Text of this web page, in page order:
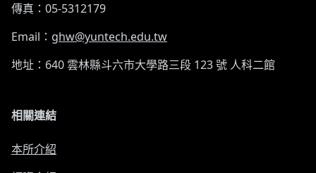
傳真：05-5312179
Email： ghw@yuntech.edu.tw
地址：640 雲林縣斗六市大學路三段 123 號 人科二館
相關連結
本所介紹